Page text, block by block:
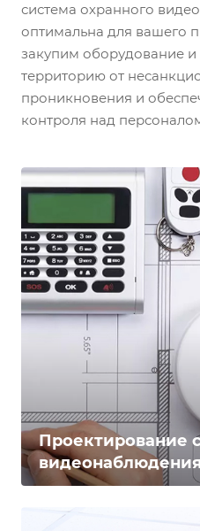
система охранного
оптимальна для вашего
закупим оборудование
территорию от
проникновения и
контроля над
Проектирование
видеонаблюдения